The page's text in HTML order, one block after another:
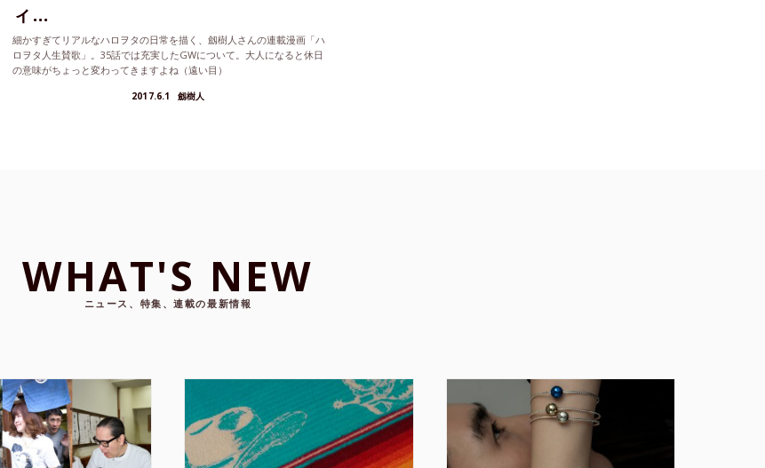
ィ...
細かすぎてリアルなハロヲタの日常を描く、劔樹人さんの連載漫画「ハ
ロヲタ人生賛歌」。35話では充実したGWについて。大人になると休日
の意味がちょっと変わってきますよね（遠い目）
2017.6.1 劔樹人
WHAT'S NEW
ニュース、特集、連載の最新情報